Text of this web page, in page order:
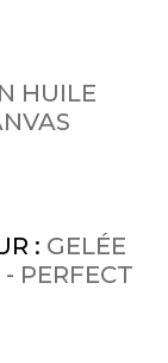
HUILE
: GELÉE
PERFECT